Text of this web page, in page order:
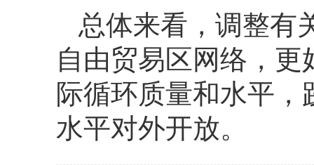
总体来看，调整有
自由贸易区网络，
际循环质量和水平
水平对外开放。